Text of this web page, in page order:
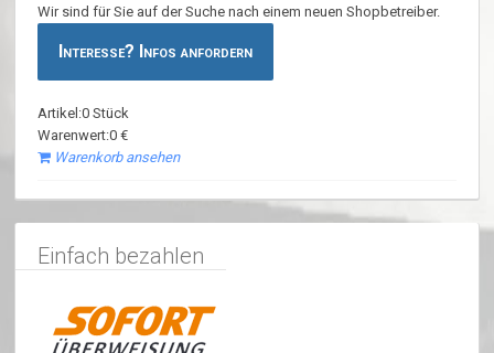
Wir sind für Sie auf der Suche nach einem neuen Shopbetreiber.
Interesse? Infos anfordern
Artikel:0 Stück
Warenwert:0 €
Warenkorb ansehen
Einfach bezahlen